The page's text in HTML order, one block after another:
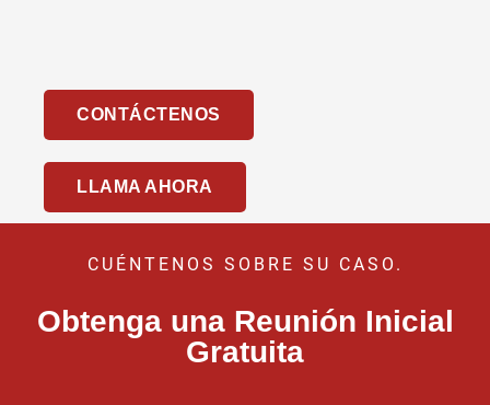
CONTÁCTENOS
LLAMA AHORA
CUÉNTENOS SOBRE SU CASO.
Obtenga una Reunión Inicial
Gratuita